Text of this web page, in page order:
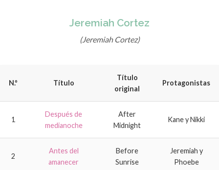
Jeremiah Cortez
(Jeremiah Cortez)
N.º Título
Título
original
Protagonistas
1
Después de
medianoche
After
Midnight
Kane y Nikki
2
Antes del
amanecer
Before
Sunrise
Jeremiah y
Phoebe